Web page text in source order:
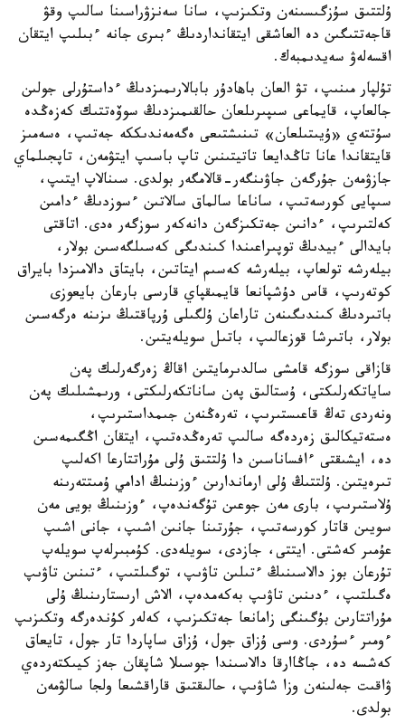
ۇلتتىق سۇزگىسىنەن وتكىزىپ، سانا سەنزۋراسىنا سالىپ وقۋ
قاجەتتىگىن دە العاشقى ايتقانداردىڭ ءبىرى جانە ءبىلىپ ايتقان
اقسەلەۋ سەيدىمبەك.
تۇلپار مىنىپ، تۋ العان باهادۇر بابالارىمىزدىڭ ءداستۇرلى جولىن
جالعاپ، قايماعى سىپىرىلعان حالقىمىزدىڭ سوۆەتتىك كەزەڭدە
سۇتتەي «ۇيىتىلعان» تىنىشتىعى ەگەمەندىككە جەتىپ، ەسەمىز
قايتقاندا عانا تاڭدايعا تاتيتىنىن تاپ باسىپ ايتۋمەن، تاپجىلماي
جازۋمەن جۇرگەن جاۋىنگەر-قالامگەر بولدى. سىنالاپ ايتىپ،
سىپايى كورسەتىپ، ساناعا سالماق سالاتىن ءسوزدىڭ ءدامىن
كەلتىرىپ، ءدانىن جەتكىزگەن دانەكەر سوزگەر ەدى. اتاقتى
بايدالى ءبيدىڭ توپىراعىندا كىندىگى كەسىلگەسىن بولار،
بيلەرشە تولعاپ، بيلەرشە كەسىم ايتاتىن، بايتاق دالامىزدا بايراق
كوتەرىپ، قاس دۇشپانعا قايمىقپاي قارسى بارعان بايعوزى
باتىردىڭ كىندىگىنەن تاراعان ۇلگىلى ۇرپاقتىڭ ىزىنە ەرگەسىن
بولار، باتىرشا قوزعالىپ، باتىل سويلەيتىن.
قازاقى سوزگە قامشى سالدىرمايتىن اقاڭ زەرگەرلىك پەن
ساياتكەرلىكتى، ۇستالىق پەن ساناتكەرلىكتى، ورىمشىلىك پەن
ونەردى تەڭ قاعىستىرىپ، تەرەڭنەن جىمداستىرىپ،
ەستەتيكالىق زەردەگە سالىپ تەرەڭدەتىپ، ايتقان اڭگىمەسىن
دە، ايشىقتى ءافساناسىن دا ۇلتتىق ۇلى مۇراتتارعا اكەلىپ
تىرەيتىن. ۇلتتىڭ ۇلى ارماندارىن ءوزىنىڭ ادامي ۇمىتتەرىنە
ۇلاستىرىپ، بارى مەن جوعىن تۇگەندەپ، ءوزىنىڭ بويى مەن
سويىن قاتار كورسەتىپ، جۇرتىنا جانىن اشىپ، جانى اشىپ
عۇمىر كەشتى. ايتتى، جازدى، سويلەدى. كۇمبىرلەپ سويلەپ
تۇرعان بوز دالاسىنىڭ ءتىلىن تاۋىپ، توگىلتىپ، ءتىنىن تاۋىپ
ەگىلتىپ، ءدىنىن تاۋىپ بەكەمدەپ، الاش ارىستارىنىڭ ۇلى
مۇراتتارىن بۇگىنگى زامانعا جەتكىزىپ، كەلەر كۇندەرگە وتكىزىپ
ءومىر ءسۇردى. وسى ۇزاق جول، ۇزاق ساپاردا تار جول، تايعاق
كەشسە دە، جاڭاارقا دالاسىندا جوسىلا شاپقان جەز كيىكتەردەي
ۋاقىت جەلىنەن وزا شاۋىپ، حالىقتىق قاراقشىعا ولجا سالۋمەن
بولدى.